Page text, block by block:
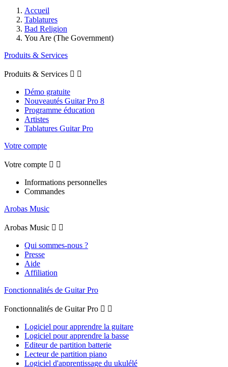
Accueil
Tablatures
Bad Religion
You Are (The Government)
Produits & Services
Produits & Services  
Démo gratuite
Nouveautés Guitar Pro 8
Programme éducation
Artistes
Tablatures Guitar Pro
Votre compte
Votre compte  
Informations personnelles
Commandes
Arobas Music
Arobas Music  
Qui sommes-nous ?
Presse
Aide
Affiliation
Fonctionnalités de Guitar Pro
Fonctionnalités de Guitar Pro  
Logiciel pour apprendre la guitare
Logiciel pour apprendre la basse
Editeur de partition batterie
Lecteur de partition piano
Logiciel d'apprentissage du ukulélé